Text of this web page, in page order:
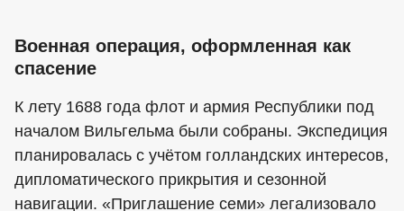
Военная операция, оформленная как
спасение
К лету 1688 года флот и армия Республики под
началом Вильгельма были собраны. Экспедиция
планировалась с учётом голландских интересов,
дипломатического прикрытия и сезонной
навигации. «Приглашение семи» легализовало